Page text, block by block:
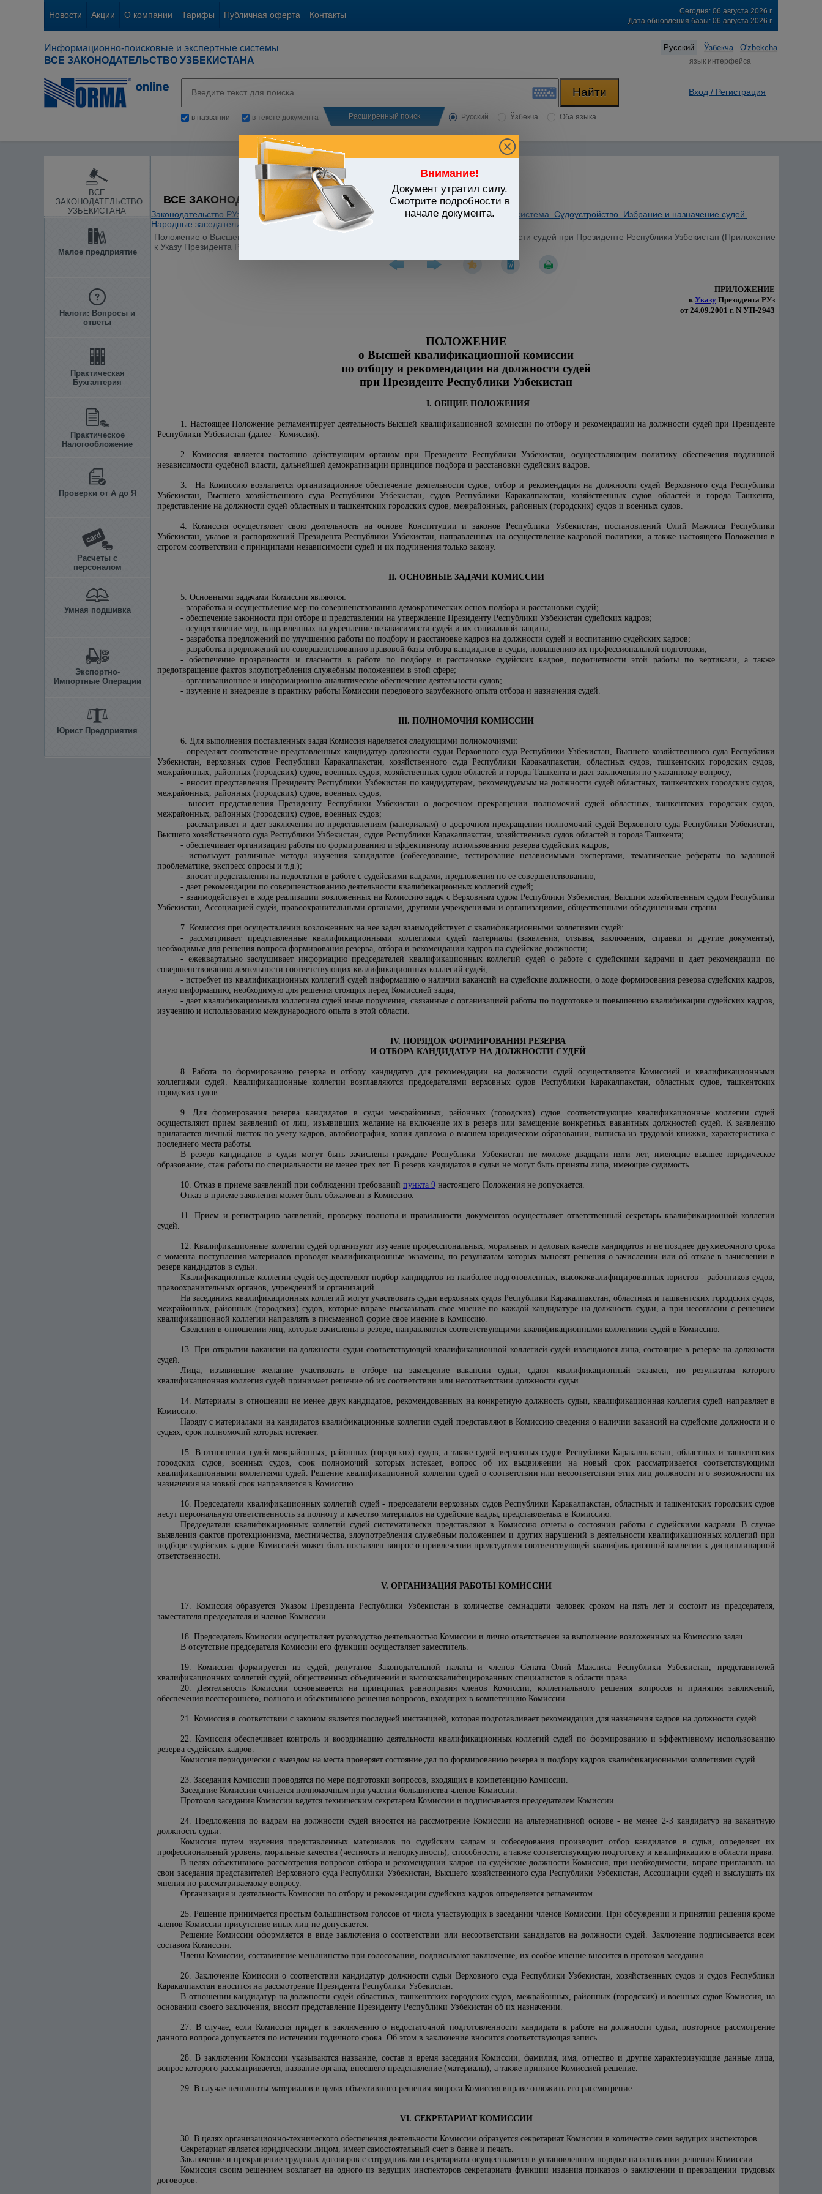
Новости Акции О компании Тарифы Публичная оферта Контакты
Сегодня: 06 августа 2026 г.
Дата обновления базы: 06 августа 2026 г.
Информационно-поисковые и экспертные системы
ВСЕ ЗАКОНОДАТЕЛЬСТВО УЗБЕКИСТАНА
Русский Ўзбекча O'zbekcha
язык интерфейса
в названии в тексте документа Расширенный поиск Русский Ўзбекча Оба языка
Вход / Регистрация
ВСЕ
ЗАКОНОДАТЕЛЬСТВО
УЗБЕКИСТАНА
Малое предприятие
Налоги: Вопросы и
ответы
Практическая
Бухгалтерия
Практическое
Налогообложение
Проверки от А до Я
Расчеты с
персоналом
Умная подшивка
Экспортно-
Импортные Операции
Юрист Предприятия
Внимание!
Документ утратил силу.
Смотрите подробности в
начале документа.
ВСЕ ЗАКОНОДАТЕЛЬСТВО УЗБЕКИСТАНА
Законодательство РУз Судебная власть. Правосудие / Утратившие силу акты/ Судебная система. Судоустройство. Избрание и назначение судей.
Народные заседатели
Положение о Высшей квалификационной комиссии по отбору и рекомендации на должности судей при Президенте Республики Узбекистан (Приложение
к Указу Президента РУз от 24.09.2001 г. N УП-2943)
ПРИЛОЖЕНИЕ
кУказу Президента РУз
от 24.09.2001 г. N УП-2943
ПОЛОЖЕНИЕ
о Высшей квалификационной комиссии
по отбору и рекомендации на должности судей
при Президенте Республики Узбекистан
I. ОБЩИЕ ПОЛОЖЕНИЯ
1. Настоящее Положение регламентирует деятельность Высшей квалификационной комиссии по отбору и рекомендации на должности судей при Президенте
Республики Узбекистан (далее - Комиссия).
2. Комиссия является постоянно действующим органом при Президенте Республики Узбекистан, осуществляющим политику обеспечения подлинной
независимости судебной власти, дальнейшей демократизации принципов подбора и расстановки судейских кадров.
3. На Комиссию возлагается организационное обеспечение деятельности судов, отбор и рекомендация на должности судей Верховного суда Республики
Узбекистан, Высшего хозяйственного суда Республики Узбекистан, судов Республики Каракалпакстан, хозяйственных судов областей и города Ташкента,
представление на должности судей областных и ташкентских городских судов, межрайонных, районных (городских) судов и военных судов.
4. Комиссия осуществляет свою деятельность на основе Конституции и законов Республики Узбекистан, постановлений Олий Мажлиса Республики
Узбекистан, указов и распоряжений Президента Республики Узбекистан, направленных на осуществление кадровой политики, а также настоящего Положения в
строгом соответствии с принципами независимости судей и их подчинения только закону.
II. ОСНОВНЫЕ ЗАДАЧИ КОМИССИИ
5. Основными задачами Комиссии являются:
- разработка и осуществление мер по совершенствованию демократических основ подбора и расстановки судей;
- обеспечение законности при отборе и представлении на утверждение Президенту Республики Узбекистан судейских кадров;
- осуществление мер, направленных на укрепление независимости судей и их социальной защиты;
- разработка предложений по улучшению работы по подбору и расстановке кадров на должности судей и воспитанию судейских кадров;
- разработка предложений по совершенствованию правовой базы отбора кандидатов в судьи, повышению их профессиональной подготовки;
- обеспечение прозрачности и гласности в работе по подбору и расстановке судейских кадров, подотчетности этой работы по вертикали, а также
предотвращение фактов злоупотребления служебным положением в этой сфере;
- организационное и информационно-аналитическое обеспечение деятельности судов;
- изучение и внедрение в практику работы Комиссии передового зарубежного опыта отбора и назначения судей.
III. ПОЛНОМОЧИЯ КОМИССИИ
6. Для выполнения поставленных задач Комиссия наделяется следующими полномочиями:
- определяет соответствие представленных кандидатур должности судьи Верховного суда Республики Узбекистан, Высшего хозяйственного суда Республики
Узбекистан, верховных судов Республики Каракалпакстан, хозяйственного суда Республики Каракалпакстан, областных судов, ташкентских городских судов,
межрайонных, районных (городских) судов, военных судов, хозяйственных судов областей и города Ташкента и дает заключения по указанному вопросу;
- вносит представления Президенту Республики Узбекистан по кандидатурам, рекомендуемым на должности судей областных, ташкентских городских судов,
межрайонных, районных (городских) судов, военных судов;
- вносит представления Президенту Республики Узбекистан о досрочном прекращении полномочий судей областных, ташкентских городских судов,
межрайонных, районных (городских) судов, военных судов;
- рассматривает и дает заключения по представлениям (материалам) о досрочном прекращении полномочий судей Верховного суда Республики Узбекистан,
Высшего хозяйственного суда Республики Узбекистан, судов Республики Каракалпакстан, хозяйственных судов областей и города Ташкента;
- обеспечивает организацию работы по формированию и эффективному использованию резерва судейских кадров;
- использует различные методы изучения кандидатов (собеседование, тестирование независимыми экспертами, тематические рефераты по заданной
проблематике, экспресс опросы и т.д.);
- вносит представления на недостатки в работе с судейскими кадрами, предложения по ее совершенствованию;
- дает рекомендации по совершенствованию деятельности квалификационных коллегий судей;
- взаимодействует в ходе реализации возложенных на Комиссию задач с Верховным судом Республики Узбекистан, Высшим хозяйственным судом Республики
Узбекистан, Ассоциацией судей, правоохранительными органами, другими учреждениями и организациями, общественными объединениями страны.
7. Комиссия при осуществлении возложенных на нее задач взаимодействует с квалификационными коллегиями судей:
- рассматривает представленные квалификационными коллегиями судей материалы (заявления, отзывы, заключения, справки и другие документы),
необходимые для решения вопроса формирования резерва, отбора и рекомендации кадров на судейские должности;
- ежеквартально заслушивает информацию председателей квалификационных коллегий судей о работе с судейскими кадрами и дает рекомендации по
совершенствованию деятельности соответствующих квалификационных коллегий судей;
- истребует из квалификационных коллегий судей информацию о наличии вакансий на судейские должности, о ходе формирования резерва судейских кадров,
иную информацию, необходимую для решения стоящих перед Комиссией задач;
- дает квалификационным коллегиям судей иные поручения, связанные с организацией работы по подготовке и повышению квалификации судейских кадров,
изучению и использованию международного опыта в этой области.
IV. ПОРЯДОК ФОРМИРОВАНИЯ РЕЗЕРВА
И ОТБОРА КАНДИДАТУР НА ДОЛЖНОСТИ СУДЕЙ
8. Работа по формированию резерва и отбору кандидатур для рекомендации на должности судей осуществляется Комиссией и квалификационными
коллегиями судей. Квалификационные коллегии возглавляются председателями верховных судов Республики Каракалпакстан, областных судов, ташкентских
городских судов.
9. Для формирования резерва кандидатов в судьи межрайонных, районных (городских) судов соответствующие квалификационные коллегии судей
осуществляют прием заявлений от лиц, изъявивших желание на включение их в резерв или замещение конкретных вакантных должностей судей. К заявлению
прилагается личный листок по учету кадров, автобиография, копия диплома о высшем юридическом образовании, выписка из трудовой книжки, характеристика с
последнего места работы.
В резерв кандидатов в судьи могут быть зачислены граждане Республики Узбекистан не моложе двадцати пяти лет, имеющие высшее юридическое
образование, стаж работы по специальности не менее трех лет. В резерв кандидатов в судьи не могут быть приняты лица, имеющие судимость.
10. Отказ в приеме заявлений при соблюдении требований пункта 9 настоящего Положения не допускается.
Отказ в приеме заявления может быть обжалован в Комиссию.
11. Прием и регистрацию заявлений, проверку полноты и правильности документов осуществляет ответственный секретарь квалификационной коллегии
судей.
12. Квалификационные коллегии судей организуют изучение профессиональных, моральных и деловых качеств кандидатов и не позднее двухмесячного срока
с момента поступления материалов проводят квалификационные экзамены, по результатам которых выносят решения о зачислении или об отказе в зачислении в
резерв кандидатов в судьи.
Квалификационные коллегии судей осуществляют подбор кандидатов из наиболее подготовленных, высококвалифицированных юристов - работников судов,
правоохранительных органов, учреждений и организаций.
На заседаниях квалификационных коллегий могут участвовать судьи верховных судов Республики Каракалпакстан, областных и ташкентских городских судов,
межрайонных, районных (городских) судов, которые вправе высказывать свое мнение по каждой кандидатуре на должность судьи, а при несогласии с решением
квалификационной коллегии направлять в письменной форме свое мнение в Комиссию.
Сведения в отношении лиц, которые зачислены в резерв, направляются соответствующими квалификационными коллегиями судей в Комиссию.
13. При открытии вакансии на должности судьи соответствующей квалификационной коллегией судей извещаются лица, состоящие в резерве на должности
судей.
Лица, изъявившие желание участвовать в отборе на замещение вакансии судьи, сдают квалификационный экзамен, по результатам которого
квалификационная коллегия судей принимает решение об их соответствии или несоответствии должности судьи.
14. Материалы в отношении не менее двух кандидатов, рекомендованных на конкретную должность судьи, квалификационная коллегия судей направляет в
Комиссию.
Наряду с материалами на кандидатов квалификационные коллегии судей представляют в Комиссию сведения о наличии вакансий на судейские должности и о
судьях, срок полномочий которых истекает.
15. В отношении судей межрайонных, районных (городских) судов, а также судей верховных судов Республики Каракалпакстан, областных и ташкентских
городских судов, военных судов, срок полномочий которых истекает, вопрос об их выдвижении на новый срок рассматривается соответствующими
квалификационными коллегиями судей. Решение квалификационной коллегии судей о соответствии или несоответствии этих лиц должности и о возможности их
назначения на новый срок направляется в Комиссию.
16. Председатели квалификационных коллегий судей - председатели верховных судов Республики Каракалпакстан, областных и ташкентских городских судов
несут персональную ответственность за полноту и качество материалов на судейские кадры, представляемых в Комиссию.
Председатели квалификационных коллегий судей систематически представляют в Комиссию отчеты о состоянии работы с судейскими кадрами. В случае
выявления фактов протекционизма, местничества, злоупотребления служебным положением и других нарушений в деятельности квалификационных коллегий при
подборе судейских кадров Комиссией может быть поставлен вопрос о привлечении председателя соответствующей квалификационной коллегии к дисциплинарной
ответственности.
V. ОРГАНИЗАЦИЯ РАБОТЫ КОМИССИИ
17. Комиссия образуется Указом Президента Республики Узбекистан в количестве семнадцати человек сроком на пять лет и состоит из председателя,
заместителя председателя и членов Комиссии.
18. Председатель Комиссии осуществляет руководство деятельностью Комиссии и лично ответственен за выполнение возложенных на Комиссию задач.
В отсутствие председателя Комиссии его функции осуществляет заместитель.
19. Комиссия формируется из судей, депутатов Законодательной палаты и членов Сената Олий Мажлиса Республики Узбекистан, представителей
квалификационных коллегий судей, общественных объединений и высококвалифицированных специалистов в области права.
20. Деятельность Комиссии основывается на принципах равноправия членов Комиссии, коллегиального решения вопросов и принятия заключений,
обеспечения всестороннего, полного и объективного решения вопросов, входящих в компетенцию Комиссии.
21. Комиссия в соответствии с законом является последней инстанцией, которая подготавливает рекомендации для назначения кадров на должности судей.
22. Комиссия обеспечивает контроль и координацию деятельности квалификационных коллегий судей по формированию и эффективному использованию
резерва судейских кадров.
Комиссия периодически с выездом на места проверяет состояние дел по формированию резерва и подбору кадров квалификационными коллегиями судей.
23. Заседания Комиссии проводятся по мере подготовки вопросов, входящих в компетенцию Комиссии.
Заседание Комиссии считается полномочным при участии большинства членов Комиссии.
Протокол заседания Комиссии ведется техническим секретарем Комиссии и подписывается председателем Комиссии.
24. Предложения по кадрам на должности судей вносятся на рассмотрение Комиссии на альтернативной основе - не менее 2-3 кандидатур на вакантную
должность судьи.
Комиссия путем изучения представленных материалов по судейским кадрам и собеседования производит отбор кандидатов в судьи, определяет их
профессиональный уровень, моральные качества (честность и неподкупность), способности, а также соответствующую подготовку и квалификацию в области права.
В целях объективного рассмотрения вопросов отбора и рекомендации кадров на судейские должности Комиссия, при необходимости, вправе приглашать на
свои заседания представителей Верховного суда Республики Узбекистан, Высшего хозяйственного суда Республики Узбекистан, Ассоциации судей и выслушать их
мнения по рассматриваемому вопросу.
Организация и деятельность Комиссии по отбору и рекомендации судейских кадров определяется регламентом.
25. Решение принимается простым большинством голосов от числа участвующих в заседании членов Комиссии. При обсуждении и принятии решения кроме
членов Комиссии присутствие иных лиц не допускается.
Решение Комиссии оформляется в виде заключения о соответствии или несоответствии кандидатов на должности судей. Заключение подписывается всем
составом Комиссии.
Члены Комиссии, составившие меньшинство при голосовании, подписывают заключение, их особое мнение вносится в протокол заседания.
26. Заключение Комиссии о соответствии кандидатур должности судьи Верховного суда Республики Узбекистан, хозяйственных судов и судов Республики
Каракалпакстан вносится на рассмотрение Президента Республики Узбекистан.
В отношении кандидатур на должности судей областных, ташкентских городских судов, межрайонных, районных (городских) и военных судов Комиссия, на
основании своего заключения, вносит представление Президенту Республики Узбекистан об их назначении.
27. В случае, если Комиссия придет к заключению о недостаточной подготовленности кандидата к работе на должности судьи, повторное рассмотрение
данного вопроса допускается по истечении годичного срока. Об этом в заключение вносится соответствующая запись.
28. В заключении Комиссии указываются название, состав и время заседания Комиссии, фамилия, имя, отчество и другие характеризующие данные лица,
вопрос которого рассматривается, название органа, внесшего представление (материалы), а также принятое Комиссией решение.
29. В случае неполноты материалов в целях объективного решения вопроса Комиссия вправе отложить его рассмотрение.
VI. СЕКРЕТАРИАТ КОМИССИИ
30. В целях организационно-технического обеспечения деятельности Комиссии образуется секретариат Комиссии в количестве семи ведущих инспекторов.
Секретариат является юридическим лицом, имеет самостоятельный счет в банке и печать.
Заключение и прекращение трудовых договоров с сотрудниками секретариата осуществляется в установленном порядке на основании решения Комиссии.
Комиссия своим решением возлагает на одного из ведущих инспекторов секретариата функции издания приказов о заключении и прекращении трудовых
договоров.